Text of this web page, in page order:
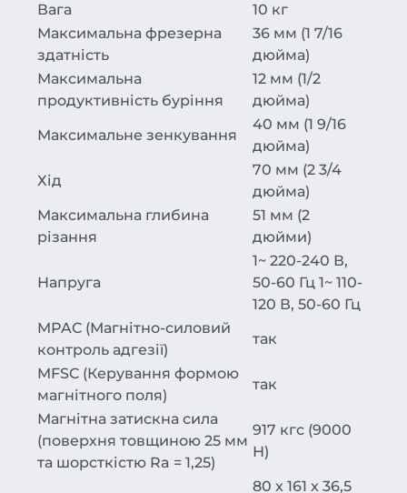
Вага
10 кг
Максимальна фрезерна
здатність
36 мм (1 7/16
дюйма)
Максимальна
продуктивність буріння
12 мм (1/2
дюйма)
Максимальне зенкування
40 мм (1 9/16
дюйма)
Хід
70 мм (2 3/4
дюйма)
Максимальна глибина
різання
51 мм (2
дюйми)
Напруга
1~ 220-240 В,
50-60 Гц 1~ 110-
120 В, 50-60 Гц
MPAC (Магнітно-силовий
контроль адгезії)
так
MFSC (Керування формою
магнітного поля)
так
Магнітна затискна сила
(поверхня товщиною 25 мм
та шорсткістю Ra = 1,25)
917 кгс (9000
Н)
80 x 161 x 36,5